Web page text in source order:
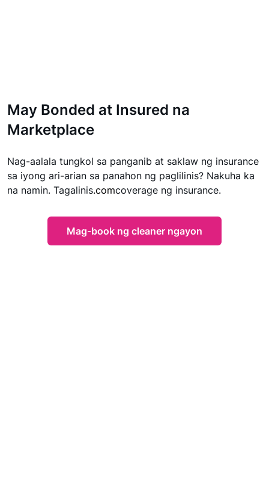
May Bonded at Insured na
Marketplace
Nag-aalala tungkol sa panganib at saklaw ng insurance
sa iyong ari-arian sa panahon ng paglilinis? Nakuha ka
na namin. Tagalinis.comcoverage ng insurance.
Mag-book ng cleaner ngayon